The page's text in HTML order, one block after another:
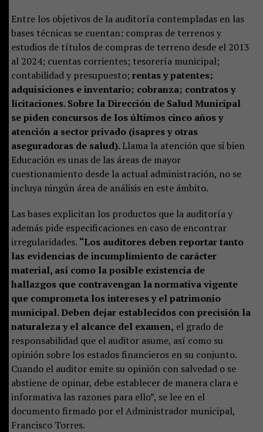
Entre los objetivos de la auditoría contempladas en las
bases técnicas se cuentan: compras de terrenos y
estudios de títulos de compras de terreno desde el 2013
al 2024; cuentas corrientes; tesorería municipal;
contabilidad y presupuesto; rentas y patentes;
adquisiciones e inventario; cobranza; contratos y
licitaciones. Sobre la Dirección de Salud Municipal
se piden concursos de los últimos cinco años y
atención a sector privado (isapres y otras
aseguradoras de salud).Llama la atención que si bien
Educación es unas de las áreas de mayor
cuestionamiento desde la actual administración, no se
incluya ningún área de análisis en este ámbito.
Las bases explicitan los productos que la auditoría y
además pide especificaciones en caso de encontrar
irregularidades. “Los auditores deben reportar tanto
las evidencias de incumplimiento de carácter
material, así como la posible existencia de
hallazgos que contravengan la normativa vigente
que comprometa los intereses y el patrimonio
municipal. Deben dejar establecidos con precisión la
naturaleza y el alcance del examen, el grado de
responsabilidad que el auditor asume, así como su
opinión sobre los estados financieros en su conjunto.
Cuando el auditor emite su opinión con salvedad o se
abstiene de opinar, debe establecer de manera clara e
informativa las razones para ello”, se lee en el
documento firmado por el Administrador municipal,
Francisco Torres.